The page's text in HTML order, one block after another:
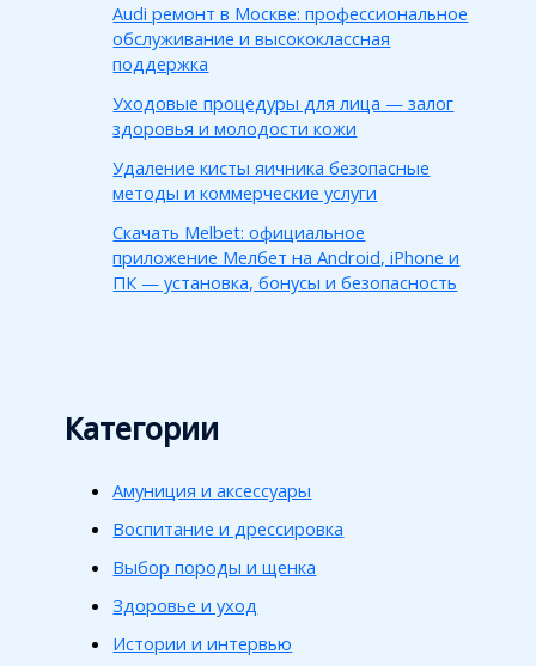
Audi ремонт в Москве: профессиональное
обслуживание и высококлассная
поддержка
Уходовые процедуры для лица — залог
здоровья и молодости кожи
Удаление кисты яичника безопасные
методы и коммерческие услуги
Скачать Melbet: официальное
приложение Мелбет на Android, iPhone и
ПК — установка, бонусы и безопасность
Категории
Амуниция и аксессуары
Воспитание и дрессировка
Выбор породы и щенка
Здоровье и уход
Истории и интервью